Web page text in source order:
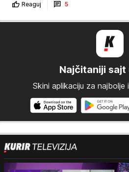
Reaguj 5
Najčitaniji sajt
Skini aplikaciju za